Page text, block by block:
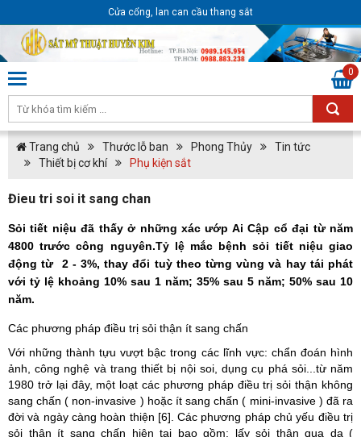
Cửa cổng, lan can cầu thang sắt
0
Trang chủ Thước lỗ ban Phong Thủy
Tin tức
Thiết bị cơ khí
Phụ kiện sắt
Đieu tri soi it sang chan
Sỏi tiết niệu đã thấy ở những xác ướp Ai Cập cổ đại từ năm
4800 trước công nguyên.Tỷ lệ mắc bệnh sỏi tiết niệu giao
động từ 2 - 3%, thay đổi tuỳ theo từng vùng và hay tái phát
với tỷ lệ khoảng 10% sau 1 năm; 35% sau 5 năm; 50% sau 10
năm.
Các phương pháp điều trị sỏi thận ít sang chấn
Với những thành tựu vượt bậc trong các lĩnh vực: chẩn đoán hình
ảnh, công nghệ và trang thiết bị nội soi, dụng cụ phá sỏi...từ năm
1980 trở lại đây, một loạt các phương pháp điều trị sỏi thận không
sang chấn ( non-invasive ) hoặc ít sang chấn ( mini-invasive ) đã ra
đời và ngày càng hoàn thiện [6]. Các phương pháp chủ yếu điều trị
sỏi thận ít sang chấn hiện tại bao gồm: lấy sỏi thận qua da (